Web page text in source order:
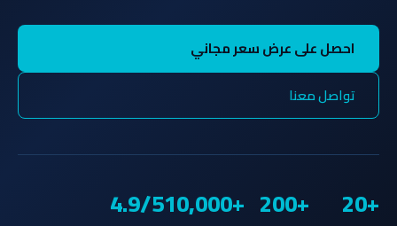
احصل على عرض سعر مجاني
تواصل معنا
+20
+200
+10,000
4.9/5